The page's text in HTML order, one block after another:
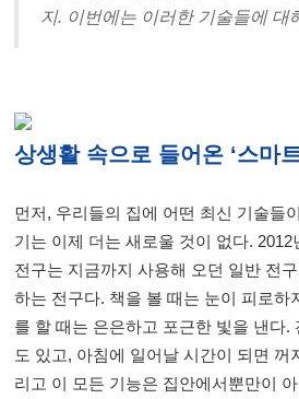
지. 이번에는 이러한 기술들에 대
상생활 속으로 들어온 ‘스마
먼저, 우리들의 집에 어떤 최신 기술들
기는 이제 더는 새로울 것이 없다. 2012
전구는 지금까지 사용해 오던 일반 전
하는 전구다. 책을 볼 때는 눈이 피로
를 할 때는 은은하고 포근한 빛을 낸다
도 있고, 아침에 일어날 시간이 되면
리고 이 모든 기능은 집안에서뿐만이